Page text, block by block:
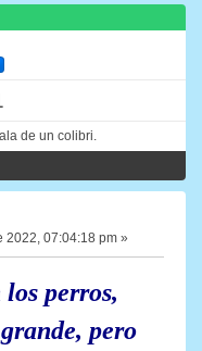
de un colibri.
2022, 07:04:18 pm »
perros,
pero